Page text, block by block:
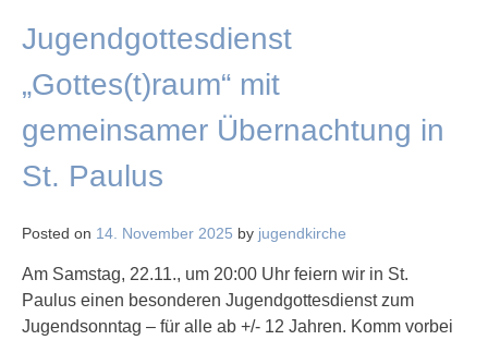
Jugendgottesdienst
„Gottes(t)raum“ mit
gemeinsamer Übernachtung in
St. Paulus
Posted on 14. November 2025 by jugendkirche
Am Samstag, 22.11., um 20:00 Uhr feiern wir in St.
Paulus einen besonderen Jugendgottesdienst zum
Jugendsonntag – für alle ab +/- 12 Jahren. Komm vorbei